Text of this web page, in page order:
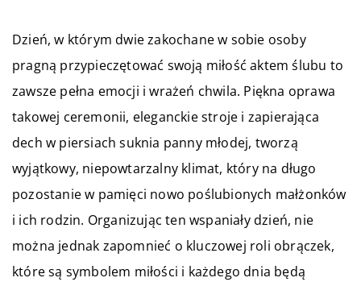
Dzień, w którym dwie zakochane w sobie osoby
pragną przypieczętować swoją miłość aktem ślubu to
zawsze pełna emocji i wrażeń chwila. Piękna oprawa
takowej ceremonii, eleganckie stroje i zapierająca
dech w piersiach suknia panny młodej, tworzą
wyjątkowy, niepowtarzalny klimat, który na długo
pozostanie w pamięci nowo poślubionych małżonków
i ich rodzin. Organizując ten wspaniały dzień, nie
można jednak zapomnieć o kluczowej roli obrączek,
które są symbolem miłości i każdego dnia będą